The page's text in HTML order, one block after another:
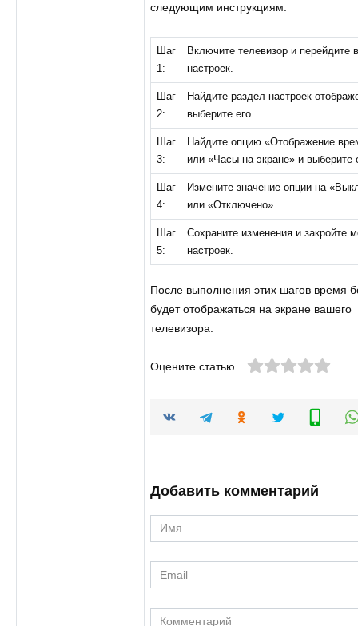
следующим инструкциям:
Шаг
1:
Включите телевизор и перейдите
настроек.
Шаг
2:
Найдите раздел настроек
выберите его.
Шаг
3:
Найдите опцию «Отображение
или «Часы на экране» и выберите
Шаг
4:
Измените значение опции на
или «Отключено».
Шаг
5:
Сохраните изменения и закройте
настроек.
После выполнения этих шагов время
будет отображаться на экране вашего
телевизора.
Оцените статью
Добавить комментарий
Имя
*
Email
*
Комментарий